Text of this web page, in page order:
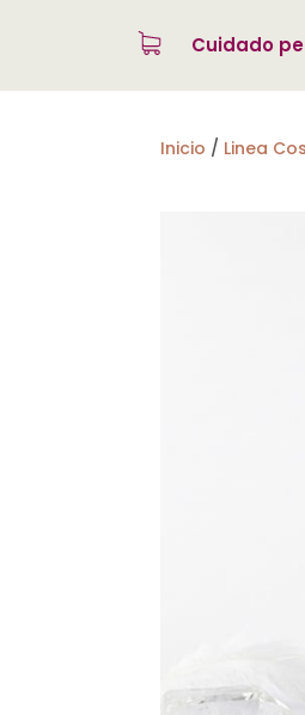
Cuidado
Inicio / Linea